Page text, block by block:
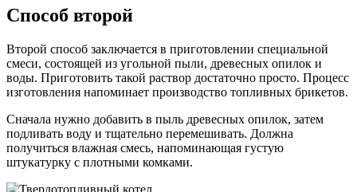
Способ второй
Второй способ заключается в приготовлении специальной
смеси, состоящей из угольной пыли, древесных опилок и
воды. Приготовить такой раствор достаточно просто. Процесс
изготовления напоминает производство топливных брикетов.
Сначала нужно добавить в пыль древесных опилок, затем
подливать воду и тщательно перемешивать. Должна
получиться влажная смесь, напоминающая густую
штукатурку с плотными комками.